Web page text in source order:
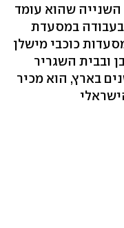
השנייה שהוא עומד
בעבודה במסעדת
כוכבי מישלן
ובבית השגריר
בארץ, הוא מכיר